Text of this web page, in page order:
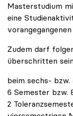
Masterstudium
eine
Zudem darf
überschritten
beim sechs-
6 Semester bzw.
2